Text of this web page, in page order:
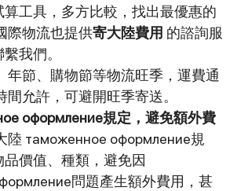
工具，多方比較，找出最優惠的
際物流也提供寄大陸費用 的諮詢服
我們。
年節、購物節等物流旺季，運費通
間允許，可避開旺季寄送。
оформление規定，避免額外費
陸 таможенное оформление規
價值、種類，避免因
問題產生額外費用，甚